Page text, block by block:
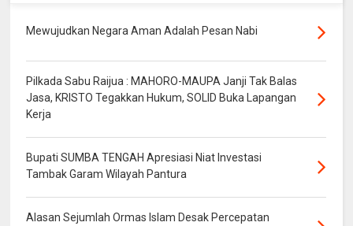
Mewujudkan Negara Aman Adalah Pesan Nabi
Pilkada Sabu Raijua : MAHORO-MAUPA Janji Tak Balas
Jasa, KRISTO Tegakkan Hukum, SOLID Buka Lapangan
Kerja
Bupati SUMBA TENGAH Apresiasi Niat Investasi
Tambak Garam Wilayah Pantura
Alasan Sejumlah Ormas Islam Desak Percepatan